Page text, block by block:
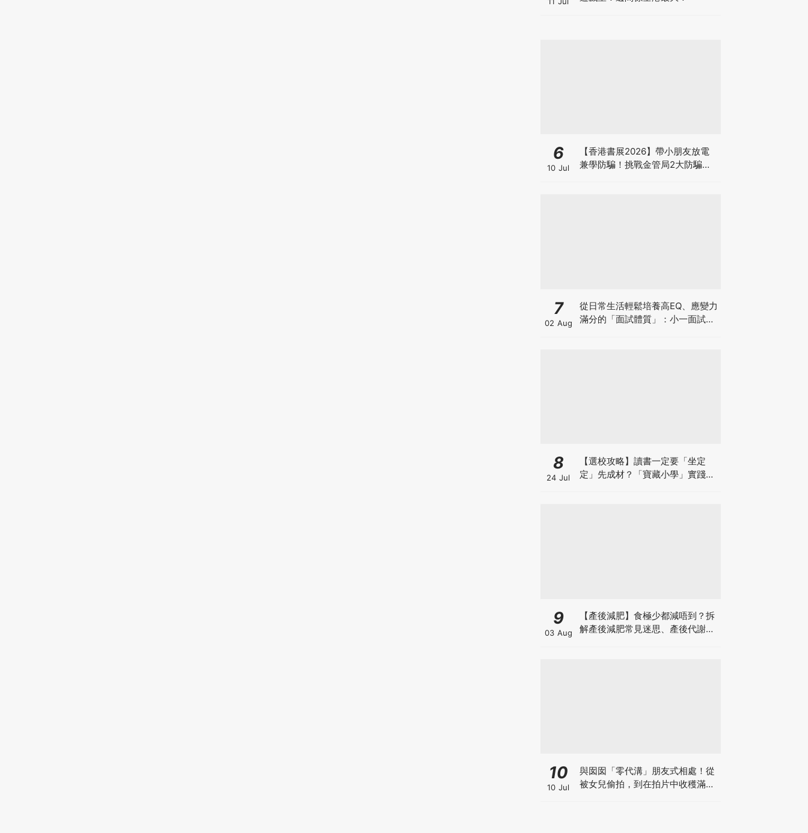
6
10 Jul
【香港書展2026】帶小朋友放電
兼學防騙！挑戰金管局2大防騙遊
7
02 Aug
從日常生活輕鬆培養高EQ、應變力
滿分的「面試體質」：小一面試最
8
24 Jul
【選校攻略】讀書一定要「坐定
定」先成材？「寶藏小學」實踐動
9
03 Aug
【產後減肥】食極少都減唔到？拆
解產後減肥常見迷思、產後代謝、
10
10 Jul
與囡囡「零代溝」朋友式相處！從
被女兒偷拍，到在拍片中收穫滿足